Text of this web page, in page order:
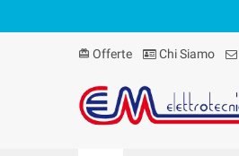
card_giftcard Offerte Chi Siamo